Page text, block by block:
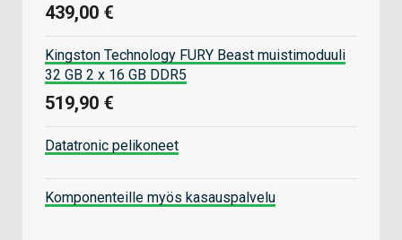
439,00 €
Kingston Technology FURY Beast muistimoduuli
32 GB 2 x 16 GB DDR5
519,90 €
Datatronic pelikoneet
Komponenteille myös kasauspalvelu